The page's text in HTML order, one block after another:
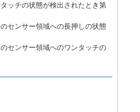
ッチの状態が検出されたとき第
センサー領域への長押しの状態
センサー領域へのワンタッチの